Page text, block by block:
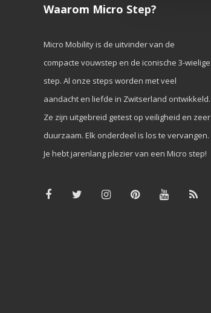
Waarom Micro Step?
Micro Mobility is de uitvinder van de
compacte vouwstep en de iconische 3-wielige
step. Al onze steps worden met veel
aandacht en liefde in Zwitserland ontwikkeld.
Ze zijn uitgebreid getest op veiligheid en zeer
duurzaam. Elk onderdeel is los te vervangen.
Je hebt jarenlang plezier van een Micro step!